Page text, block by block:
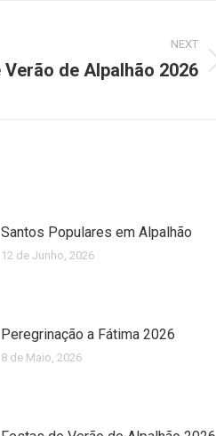
NEXT
Verão de Alpalhão 2026
Santos Populares em Alpalhão
12 de Junho, 2026
Peregrinação a Fátima 2026
8 de Maio, 2026